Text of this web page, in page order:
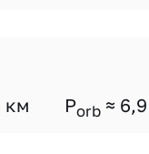
км Porb ≈ 6,9